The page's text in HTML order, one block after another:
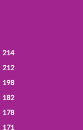
214
212
198
182
178
171